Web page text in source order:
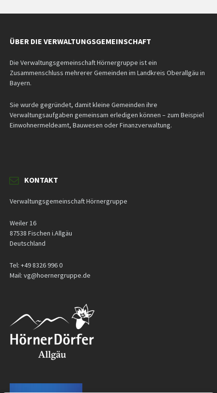
ÜBER DIE VERWALTUNGSGEMEINSCHAFT
Die Verwaltungsgemeinschaft Hörnergruppe ist ein
Zusammenschluss mehrerer Gemeinden im Landkreis Oberallgäu in
Bayern.
Sie wurde gegründet, damit kleine Gemeinden ihre
Verwaltungsaufgaben gemeinsam erledigen können – zum Beispiel
Einwohnermeldeamt, Bauwesen oder Finanzverwaltung.
KONTAKT
Verwaltungsgemeinschaft Hörnergruppe
Weiler 16
87538 Fischen i.Allgäu
Deutschland
Tel: +49 8326 996 0
Mail: vg@hoernergruppe.de